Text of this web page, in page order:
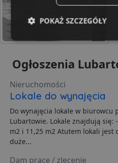
Ogłoszenia
Nieruchomości
Lokale do wynajęcia
Do wynajęcia lokale w biurowcu
Lubartowie. Lokale znajdują
m2 i 11,25 m2 Atutem lokali jest
duże...
Dam pracę / zlecenie
POKAŻ SZCZEGÓŁY
Niezbędne
Funkcjonalność
Funkcjonalność